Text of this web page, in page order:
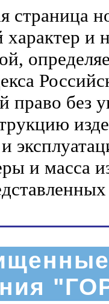
страница
и
право без
и масса